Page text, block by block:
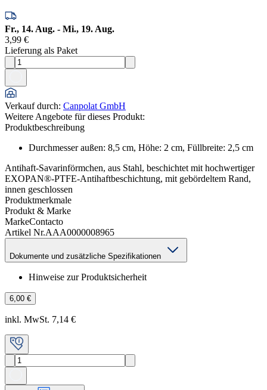
Fr., 14. Aug. - Mi., 19. Aug.
3,99 €
Lieferung als Paket
Verkauf durch: Canpolat GmbH
Weitere Angebote für dieses Produkt:
Produktbeschreibung
Durchmesser außen: 8,5 cm, Höhe: 2 cm, Füllbreite: 2,5 cm
Antihaft-Savarinförmchen, aus Stahl, beschichtet mit hochwertiger
EXOPAN®-PTFE-Antihaftbeschichtung, mit gebördeltem Rand,
innen geschlossen
Produktmerkmale
Produkt & Marke
MarkeContacto
Artikel Nr.AAA0000008965
Dokumente und zusätzliche Spezifikationen
Hinweise zur Produktsicherheit
6,00 €
inkl. MwSt. 7,14 €